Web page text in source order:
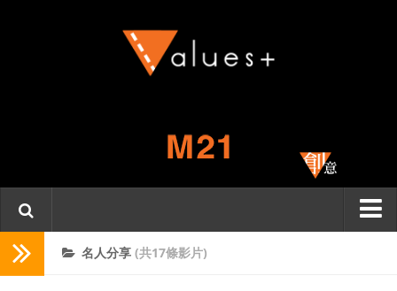
主頁
關於我們
名人分享 (共17條影片)